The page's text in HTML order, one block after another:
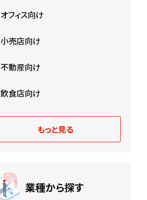
オフィス向け
小売店向け
不動産向け
飲食店向け
もっと見る
業種から探す